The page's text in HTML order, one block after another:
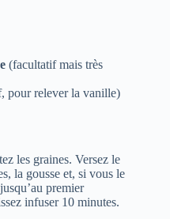
(facultatif mais très
pour relever la vanille)
les graines. Versez le
la gousse et, si vous le
premier
infuser 10 minutes.